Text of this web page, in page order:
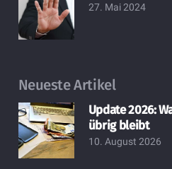
27. Mai 2024
Neueste Artikel
Update 2026:
übrig bleibt
10. August 2026